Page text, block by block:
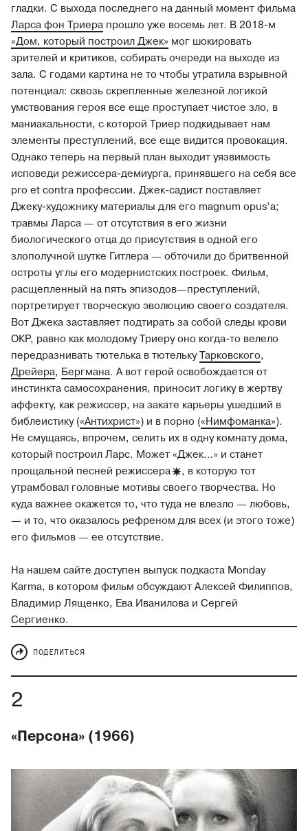
гладки. С выхода последнего на данный момент фильма
Ларса фон Триера прошло уже восемь лет. В 2018-м
«Дом, который построил Джек» мог шокировать
зрителей и критиков, собирать очереди на выходе из
зала. С годами картина не то чтобы утратила взрывной
потенциал: сквозь скрепленные железной логикой
умствования героя все еще проступает чистое зло, в
маниакальности, с которой Триер подкидывает нам
элементы преступлений, все еще видится провокация.
Однако теперь на первый план выходит уязвимость
исповеди режиссера-демиурга, принявшего на себя все
pro et contra профессии. Джек-садист поставляет
Джеку-художнику материалы для его magnum opus’а;
травмы Ларса — от отсутствия в его жизни
биологического отца до присутствия в одной его
злополучной шутке Гитлера — обточили до бритвенной
остроты углы его модернистских построек. Фильм,
расщепленный на пять эпизодов—преступлений,
портретирует творческую эволюцию своего создателя.
Вот Джека заставляет подтирать за собой следы крови
ОКР, равно как молодому Триеру оно когда-то велело
передразнивать тютелька в тютелькуТарковского,
Дрейера, Бергмана. А вот герой освобождается от
инстинкта самосохранения, приносит логику в жертву
аффекту, как режиссер, на закате карьеры ушедший в
библеистику («Антихрист») и в порно («Нимфоманка»).
Не смущаясь, впрочем, селить их в одну комнату дома,
который построил Ларс. Может «Джек…» и станет
прощальной песней режиссера
, в которую тот
утрамбовал головные мотивы своего творчества. Но
куда важнее окажется то, что туда не влезло — любовь,
— и то, что оказалось рефреном для всех (и этого тоже)
его фильмов — ее отсутствие.
На нашем сайте доступен выпуск подкаста Monday
Karma, в котором фильм обсуждают Алексей Филиппов,
Владимир Лященко, Ева Иванилова и Сергей
Сергиенко.
ПОДЕЛИТЬСЯ
«Персона» (1966)